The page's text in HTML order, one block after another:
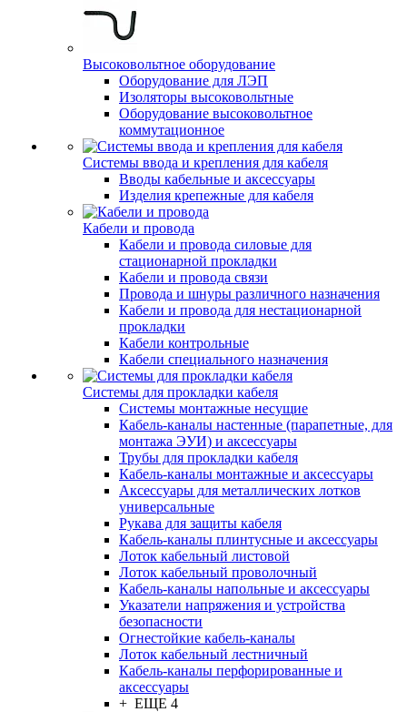
Высоковольтное оборудование
Оборудование для ЛЭП
Изоляторы высоковольтные
Оборудование высоковольтное
коммутационное
Системы ввода и крепления для кабеля
Вводы кабельные и аксессуары
Изделия крепежные для кабеля
Кабели и провода
Кабели и провода силовые для
стационарной прокладки
Кабели и провода связи
Провода и шнуры различного назначения
Кабели и провода для нестационарной
прокладки
Кабели контрольные
Кабели специального назначения
Системы для прокладки кабеля
Системы монтажные несущие
Кабель-каналы настенные (парапетные, для
монтажа ЭУИ) и аксессуары
Трубы для прокладки кабеля
Кабель-каналы монтажные и аксессуары
Аксессуары для металлических лотков
универсальные
Рукава для защиты кабеля
Кабель-каналы плинтусные и аксессуары
Лоток кабельный листовой
Лоток кабельный проволочный
Кабель-каналы напольные и аксессуары
Указатели напряжения и устройства
безопасности
Огнестойкие кабель-каналы
Лоток кабельный лестничный
Кабель-каналы перфорированные и
аксессуары
+ ЕЩЕ 4